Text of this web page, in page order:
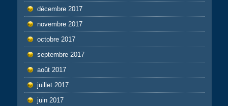
décembre 2017
novembre 2017
octobre 2017
septembre 2017
août 2017
juillet 2017
juin 2017